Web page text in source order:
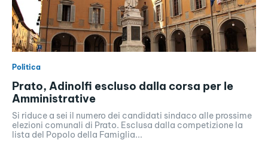
Politica
Prato, Adinolfi escluso dalla corsa per le
Amministrative
Si riduce a sei il numero dei candidati sindaco alle prossime
elezioni comunali di Prato. Esclusa dalla competizione la
lista del Popolo della Famiglia...